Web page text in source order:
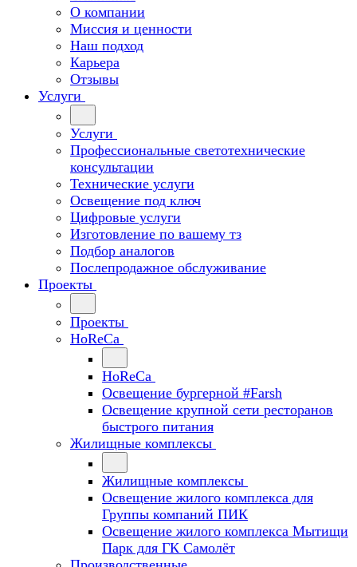
О компании
Миссия и ценности
Наш подход
Карьера
Отзывы
Услуги
Услуги
Профессиональные светотехнические
консультации
Технические услуги
Освещение под ключ
Цифровые услуги
Изготовление по вашему тз
Подбор аналогов
Послепродажное обслуживание
Проекты
Проекты
HoReCa
HoReCa
Освещение бургерной #Farsh
Освещение крупной сети ресторанов
быстрого питания
Жилищные комплексы
Жилищные комплексы
Освещение жилого комплекса для
Группы компаний ПИК
Освещение жилого комплекса Мытищи
Парк для ГК Самолёт